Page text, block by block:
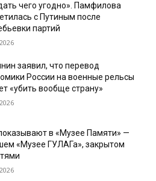
чего угодно». Памфилова
с Путиным после
партий
заявил, что перевод
России на военные рельсы
«убить вообще страну»
в «Музее Памяти» —
«Музее ГУЛАГа», закрытом